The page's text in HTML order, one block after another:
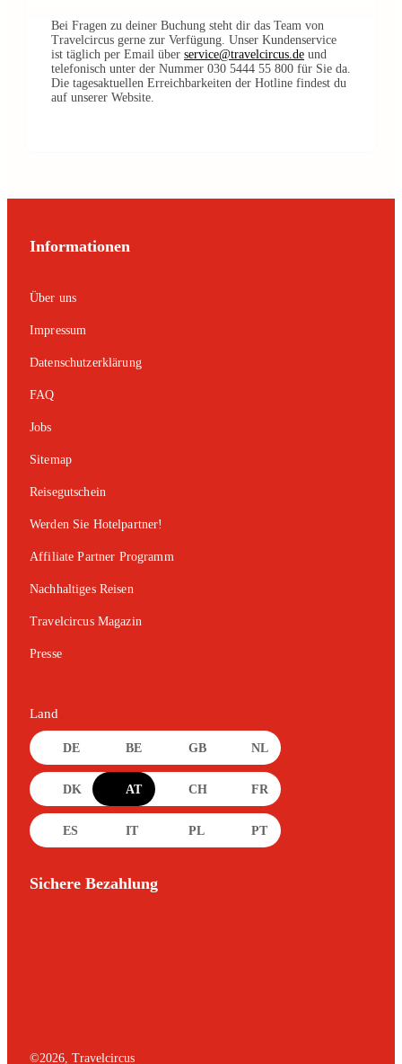
Bei Fragen zu deiner Buchung steht dir das Team von
Travelcircus gerne zur Verfügung. Unser Kundenservice
ist täglich per Email über service@travelcircus.de und
telefonisch unter der Nummer 030 5444 55 800 für Sie da.
Die tagesaktuellen Erreichbarkeiten der Hotline findest du
auf unserer Website.
Informationen
Über uns
Impressum
Datenschutzerklärung
FAQ
Jobs
Sitemap
Reisegutschein
Werden Sie Hotelpartner!
Affiliate Partner Programm
Nachhaltiges Reisen
Travelcircus Magazin
Presse
Land
DE BE GB NL
DK AT CH FR
ES IT PL PT
Sichere Bezahlung
©2026 , Travelcircus